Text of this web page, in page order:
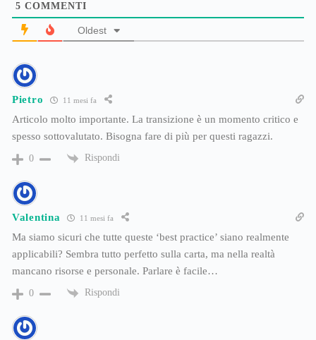
5 COMMENTI
Oldest
Pietro 11 mesi fa
Articolo molto importante. La transizione è un momento critico e
spesso sottovalutato. Bisogna fare di più per questi ragazzi.
0 Rispondi
Valentina 11 mesi fa
Ma siamo sicuri che tutte queste ‘best practice’ siano realmente
applicabili? Sembra tutto perfetto sulla carta, ma nella realtà
mancano risorse e personale. Parlare è facile…
0 Rispondi